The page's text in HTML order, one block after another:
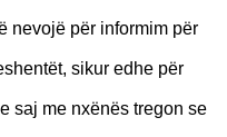
nevojë për informim për
sikur edhe për
saj me nxënës tregon se